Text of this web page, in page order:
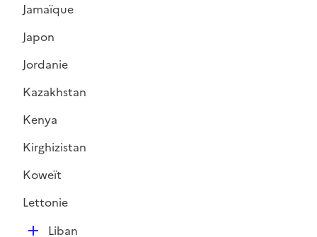
p
l
e
Jamaïque
Japon
Jordanie
Kazakhstan
Kenya
Kirghizistan
Koweït
Lettonie
DLiban